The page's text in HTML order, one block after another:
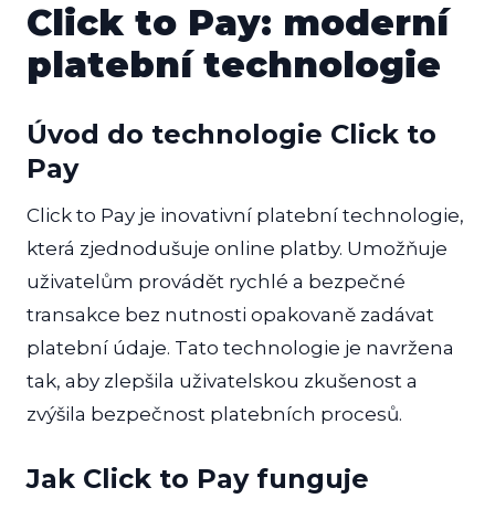
Click to Pay: moderní
platební technologie
Úvod do technologie Click to
Pay
Click to Pay je inovativní platební technologie,
která zjednodušuje online platby. Umožňuje
uživatelům provádět rychlé a bezpečné
transakce bez nutnosti opakovaně zadávat
platební údaje. Tato technologie je navržena
tak, aby zlepšila uživatelskou zkušenost a
zvýšila bezpečnost platebních procesů.
Jak Click to Pay funguje